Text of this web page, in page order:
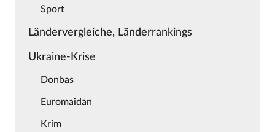
Sport
Ländervergleiche, Länderrankings
Ukraine-Krise
Donbas
Euromaidan
Krim